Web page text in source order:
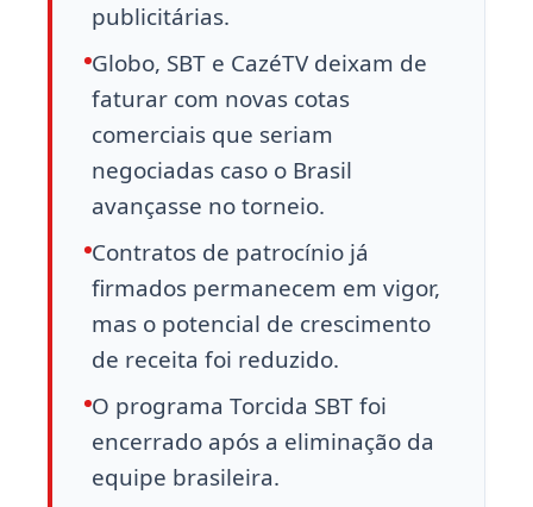
publicitárias.
Globo, SBT e CazéTV deixam de
faturar com novas cotas
comerciais que seriam
negociadas caso o Brasil
avançasse no torneio.
Contratos de patrocínio já
firmados permanecem em vigor,
mas o potencial de crescimento
de receita foi reduzido.
O programa Torcida SBT foi
encerrado após a eliminação da
equipe brasileira.